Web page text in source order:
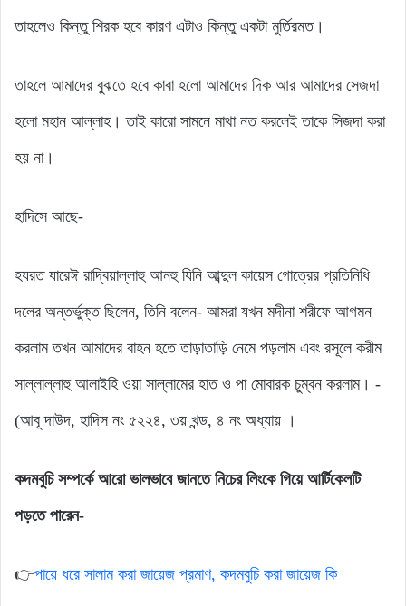
তাহলেও কিন্তু শিরক হবে কারণ এটাও কিন্তু একটা মুর্তিরমত।
তাহলে আমাদের বুঝতে হবে কাবা হলো আমাদের দিক আর আমাদের সেজদা
হলো মহান আল্লাহ। তাই কারো সামনে মাথা নত করলেই তাকে সিজদা করা
হয় না।
হাদিসে আছে-
হযরত যারেঈ রাদ্বিয়াল্লাহু আনহু যিনি আব্দুল কায়েস গোত্রের প্রতিনিধি
দলের অন্তর্ভুক্ত ছিলেন, তিনি বলেন- আমরা যখন মদীনা শরীফে আগমন
করলাম তখন আমাদের বাহন হতে তাড়াতাড়ি নেমে পড়লাম এবং রসূলে করীম
সাল্লাল্লাহু আলাইহি ওয়া সাল্লামের হাত ও পা মোবারক চুম্বন করলাম। -
(আবূ দাউদ, হাদিস নং ৫২২৪, ৩য় খন্ড, ৪ নং অধ্যায় ।
কদমবুচি সম্পর্কে আরো ভালভাবে জানতে নিচের লিংকে গিয়ে আর্টিকেলটি
পড়তে পারেন-
👉পায়ে ধরে সালাম করা জায়েজ প্রমাণ, কদমবুচি করা জায়েজ কি